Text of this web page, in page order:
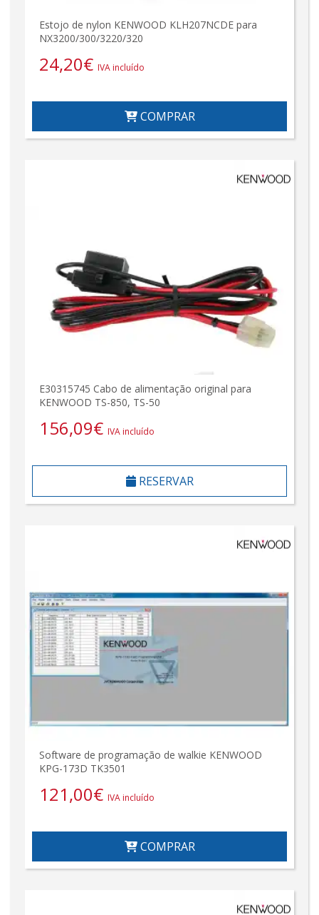
Estojo de nylon KENWOOD KLH207NCDE para
NX3200/300/3220/320
24,20€ IVA incluído
COMPRAR
E30315745 Cabo de alimentação original para
KENWOOD TS-850, TS-50
156,09€ IVA incluído
RESERVAR
Software de programação de walkie KENWOOD
KPG-173D TK3501
121,00€ IVA incluído
COMPRAR